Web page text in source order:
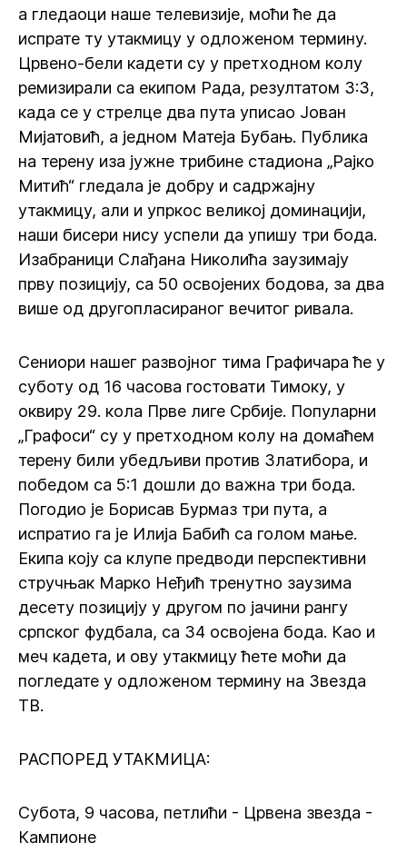
а гледаоци наше телевизије, моћи ће да
испрате ту утакмицу у одложеном термину.
Црвено-бели кадети су у претходном колу
ремизирали са екипом Рада, резултатом 3:3,
када се у стрелце два пута уписао Јован
Мијатовић, а једном Матеја Бубањ. Публика
на терену иза јужне трибине стадиона „Рајко
Митић“ гледала је добру и садржајну
утакмицу, али и упркос великој доминацији,
наши бисери нису успели да упишу три бода.
Изабраници Слађана Николића заузимају
прву позицију, са 50 освојених бодова, за два
више од другопласираног вечитог ривала.
Сениори нашег развојног тима Графичара ће у
суботу од 16 часова гостовати Тимоку, у
оквиру 29. кола Прве лиге Србије. Популарни
„Графоси“ су у претходном колу на домаћем
терену били убедљиви против Златибора, и
победом са 5:1 дошли до важна три бода.
Погодио је Борисав Бурмаз три пута, а
испратио га је Илија Бабић са голом мање.
Екипа коју са клупе предводи перспективни
стручњак Марко Неђић тренутно заузима
десету позицију у другом по јачини рангу
српског фудбала, са 34 освојена бода. Као и
меч кадета, и ову утакмицу ћете моћи да
погледате у одложеном термину на Звезда
ТВ.
РАСПОРЕД УТАКМИЦА:
Субота, 9 часова, петлићи - Црвена звезда -
Кампионе